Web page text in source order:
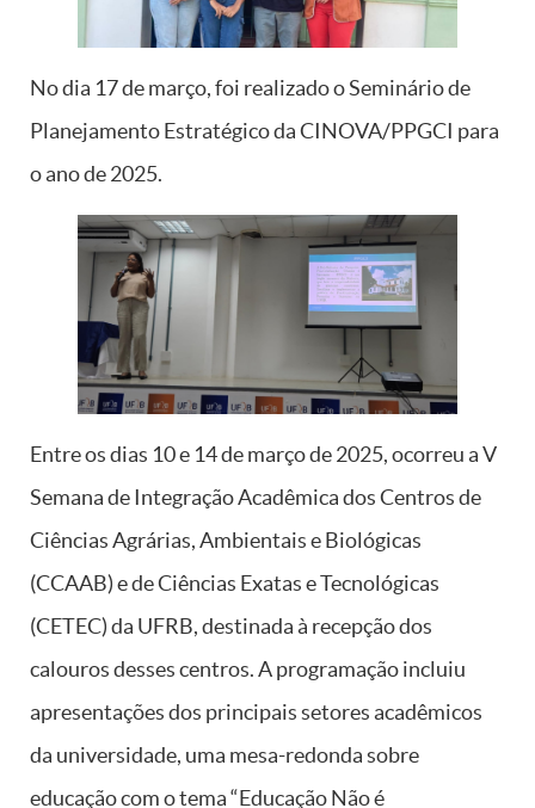
No dia 17 de março, foi realizado o Seminário de
Planejamento Estratégico da CINOVA/PPGCI para
o ano de 2025.
Entre os dias 10 e 14 de março de 2025, ocorreu a V
Semana de Integração Acadêmica dos Centros de
Ciências Agrárias, Ambientais e Biológicas
(CCAAB) e de Ciências Exatas e Tecnológicas
(CETEC) da UFRB, destinada à recepção dos
calouros desses centros. A programação incluiu
apresentações dos principais setores acadêmicos
da universidade, uma mesa-redonda sobre
educação com o tema “Educação Não é